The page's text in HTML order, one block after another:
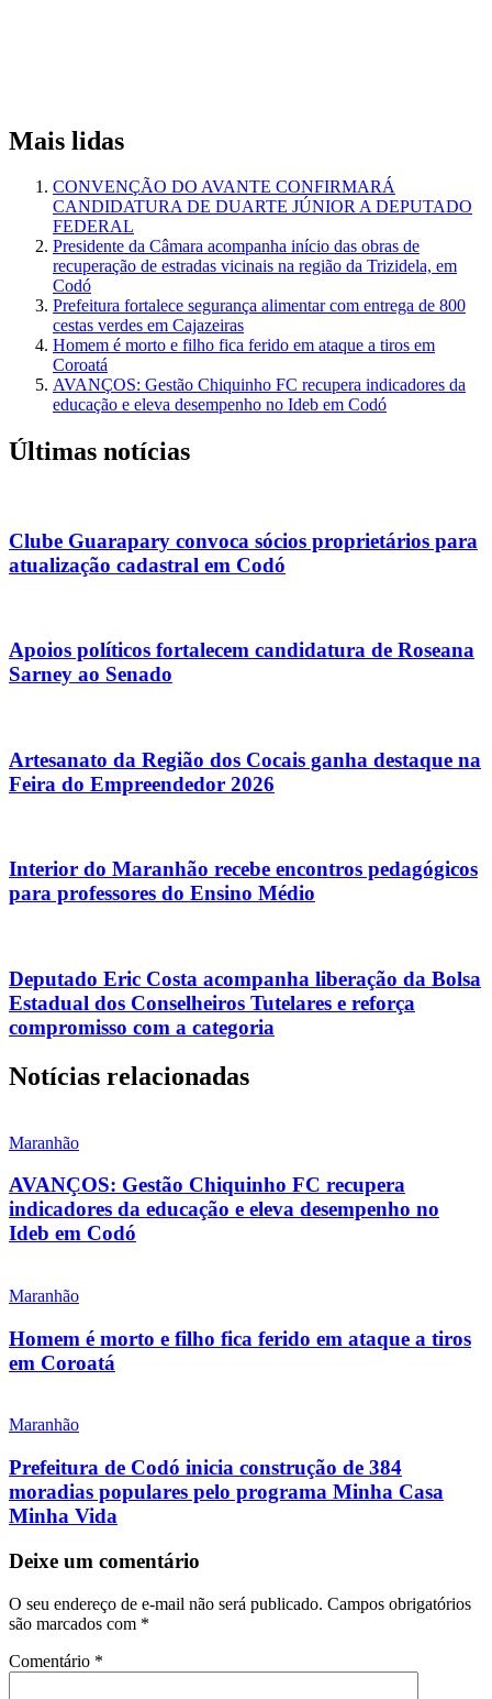
Mais lidas
CONVENÇÃO DO AVANTE CONFIRMARÁ
CANDIDATURA DE DUARTE JÚNIOR A DEPUTADO
FEDERAL
Presidente da Câmara acompanha início das obras de
recuperação de estradas vicinais na região da Trizidela, em
Codó
Prefeitura fortalece segurança alimentar com entrega de 800
cestas verdes em Cajazeiras
Homem é morto e filho fica ferido em ataque a tiros em
Coroatá
AVANÇOS: Gestão Chiquinho FC recupera indicadores da
educação e eleva desempenho no Ideb em Codó
Últimas notícias
Clube Guarapary convoca sócios proprietários para
atualização cadastral em Codó
Apoios políticos fortalecem candidatura de Roseana
Sarney ao Senado
Artesanato da Região dos Cocais ganha destaque na
Feira do Empreendedor 2026
Interior do Maranhão recebe encontros pedagógicos
para professores do Ensino Médio
Deputado Eric Costa acompanha liberação da Bolsa
Estadual dos Conselheiros Tutelares e reforça
compromisso com a categoria
Notícias relacionadas
Maranhão
AVANÇOS: Gestão Chiquinho FC recupera
indicadores da educação e eleva desempenho no
Ideb em Codó
Maranhão
Homem é morto e filho fica ferido em ataque a tiros
em Coroatá
Maranhão
Prefeitura de Codó inicia construção de 384
moradias populares pelo programa Minha Casa
Minha Vida
Deixe um comentário
O seu endereço de e-mail não será publicado. Campos obrigatórios
são marcados com *
Comentário *